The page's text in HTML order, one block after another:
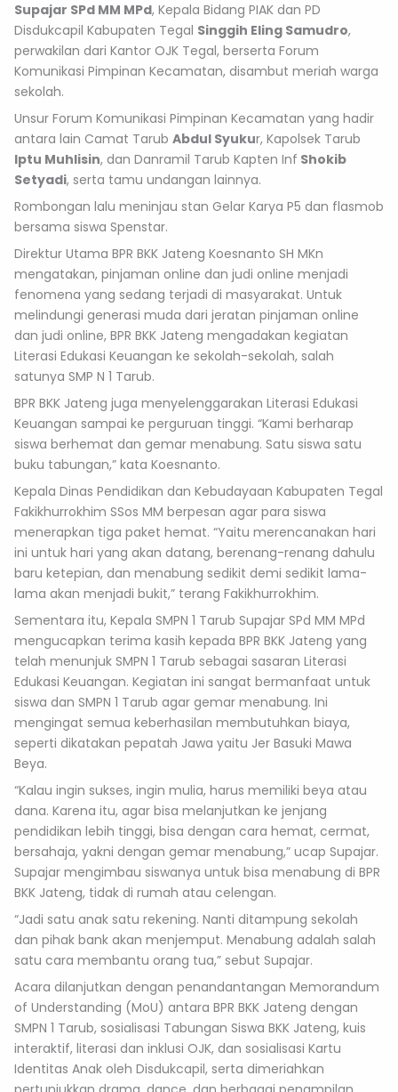
Supajar SPd MM MPd, Kepala Bidang PIAK dan PD
Disdukcapil Kabupaten Tegal Singgih Eling Samudro,
perwakilan dari Kantor OJK Tegal, berserta Forum
Komunikasi Pimpinan Kecamatan, disambut meriah warga
sekolah.
Unsur Forum Komunikasi Pimpinan Kecamatan yang hadir
antara lain Camat Tarub Abdul Syukur, Kapolsek Tarub
Iptu Muhlisin, dan Danramil Tarub Kapten Inf Shokib
Setyadi, serta tamu undangan lainnya.
Rombongan lalu meninjau stan Gelar Karya P5 dan flasmob
bersama siswa Spenstar.
Direktur Utama BPR BKK Jateng Koesnanto SH MKn
mengatakan, pinjaman online dan judi online menjadi
fenomena yang sedang terjadi di masyarakat. Untuk
melindungi generasi muda dari jeratan pinjaman online
dan judi online, BPR BKK Jateng mengadakan kegiatan
Literasi Edukasi Keuangan ke sekolah-sekolah, salah
satunya SMP N 1 Tarub.
BPR BKK Jateng juga menyelenggarakan Literasi Edukasi
Keuangan sampai ke perguruan tinggi. “Kami berharap
siswa berhemat dan gemar menabung. Satu siswa satu
buku tabungan,” kata Koesnanto.
Kepala Dinas Pendidikan dan Kebudayaan Kabupaten Tegal
Fakikhurrokhim SSos MM berpesan agar para siswa
menerapkan tiga paket hemat. “Yaitu merencanakan hari
ini untuk hari yang akan datang, berenang-renang dahulu
baru ketepian, dan menabung sedikit demi sedikit lama-
lama akan menjadi bukit,” terang Fakikhurrokhim.
Sementara itu, Kepala SMPN 1 Tarub Supajar SPd MM MPd
mengucapkan terima kasih kepada BPR BKK Jateng yang
telah menunjuk SMPN 1 Tarub sebagai sasaran Literasi
Edukasi Keuangan. Kegiatan ini sangat bermanfaat untuk
siswa dan SMPN 1 Tarub agar gemar menabung. Ini
mengingat semua keberhasilan membutuhkan biaya,
seperti dikatakan pepatah Jawa yaitu Jer Basuki Mawa
Beya.
“Kalau ingin sukses, ingin mulia, harus memiliki beya atau
dana. Karena itu, agar bisa melanjutkan ke jenjang
pendidikan lebih tinggi, bisa dengan cara hemat, cermat,
bersahaja, yakni dengan gemar menabung,” ucap Supajar.
Supajar mengimbau siswanya untuk bisa menabung di BPR
BKK Jateng, tidak di rumah atau celengan.
“Jadi satu anak satu rekening. Nanti ditampung sekolah
dan pihak bank akan menjemput. Menabung adalah salah
satu cara membantu orang tua,” sebut Supajar.
Acara dilanjutkan dengan penandantangan Memorandum
of Understanding (MoU) antara BPR BKK Jateng dengan
SMPN 1 Tarub, sosialisasi Tabungan Siswa BKK Jateng, kuis
interaktif, literasi dan inklusi OJK, dan sosialisasi Kartu
Identitas Anak oleh Disdukcapil, serta dimeriahkan